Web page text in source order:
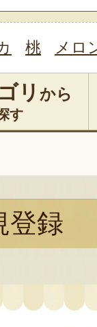
桃 メロ
リ から
す
登録